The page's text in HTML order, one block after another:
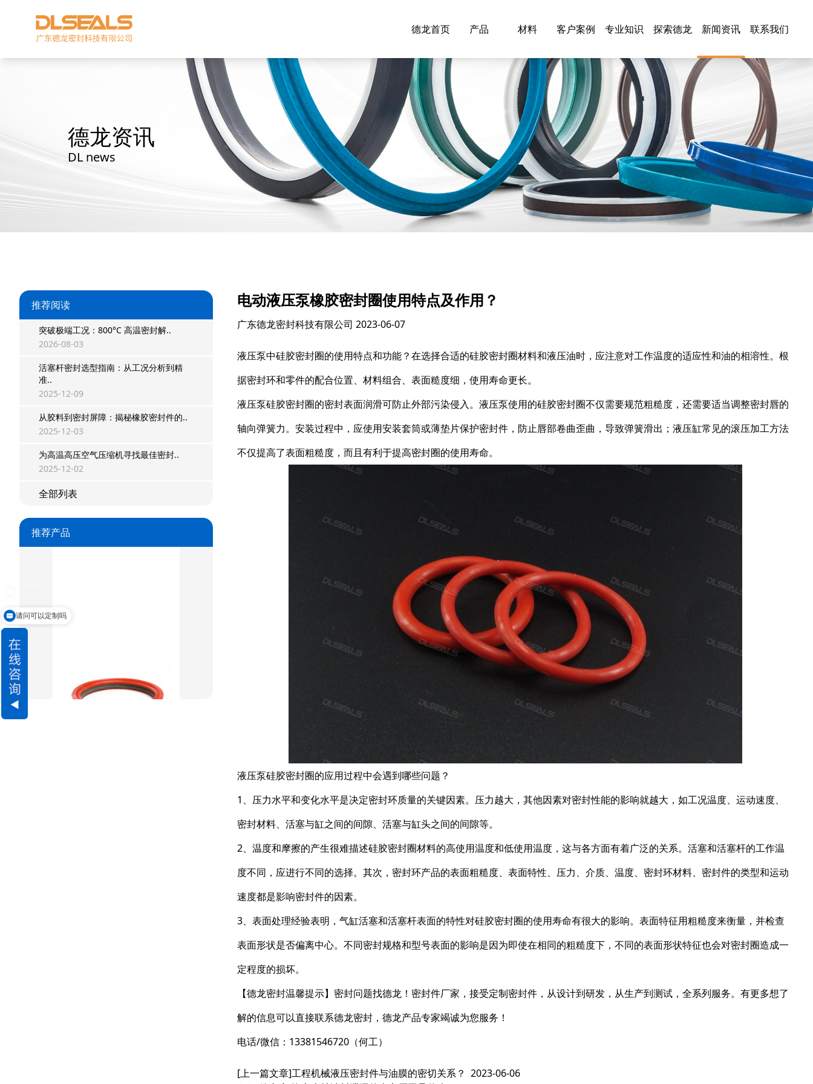
德龙首页 产品 材料 客户案例 专业知识 探索德龙 新闻资讯 联系我们
德龙资讯
DL news
推荐阅读
突破极端工况：800°C 高温密封解..
2026-08-03
活塞杆密封选型指南：从工况分析到精
准..
2025-12-09
从胶料到密封屏障：揭秘橡胶密封件的..
2025-12-03
为高温高压空气压缩机寻找最佳密封..
2025-12-02
全部列表
推荐产品
双唇同轴密封
组合密封
星型双O组合
电动液压泵橡胶密封圈使用特点及作用？
广东德龙密封科技有限公司 2023-06-07
液压泵中硅胶密封圈的使用特点和功能？在选择合适的硅胶密封圈材料和液压油时，应注意对工作温度的适应性和油的相溶性。根
据密封环和零件的配合位置、材料组合、表面糙度细，使用寿命更长。
液压泵硅胶密封圈的密封表面润滑可防止外部污染侵入。液压泵使用的硅胶密封圈不仅需要规范粗糙度，还需要适当调整密封唇的
轴向弹簧力。安装过程中，应使用安装套筒或薄垫片保护密封件，防止唇部卷曲歪曲，导致弹簧滑出；液压缸常见的滚压加工方法
不仅提高了表面粗糙度，而且有利于提高密封圈的使用寿命。
液压泵硅胶密封圈的应用过程中会遇到哪些问题？
1、压力水平和变化水平是决定密封环质量的关键因素。压力越大，其他因素对密封性能的影响就越大，如工况温度、运动速度、
密封材料、活塞与缸之间的间隙、活塞与缸头之间的间隙等。
2、温度和摩擦的产生很难描述硅胶密封圈材料的高使用温度和低使用温度，这与各方面有着广泛的关系。活塞和活塞杆的工作温
度不同，应进行不同的选择。其次，密封环产品的表面粗糙度、表面特性、压力、介质、温度、密封环材料、密封件的类型和运动
速度都是影响密封件的因素。
3、表面处理经验表明，气缸活塞和活塞杆表面的特性对硅胶密封圈的使用寿命有很大的影响。表面特征用粗糙度来衡量，并检查
表面形状是否偏离中心。不同密封规格和型号表面的影响是因为即使在相同的粗糙度下，不同的表面形状特征也会对密封圈造成一
定程度的损坏。
【德龙密封温馨提示】密封问题找德龙！密封件厂家，接受定制密封件，从设计到研发，从生产到测试，全系列服务。有更多想了
解的信息可以直接联系德龙密封，德龙产品专家竭诚为您服务！
电话/微信：13381546720（何工）
[上一篇文章]工程机械液压密封件与油膜的密切关系？ 2023-06-06
请问可以定制吗